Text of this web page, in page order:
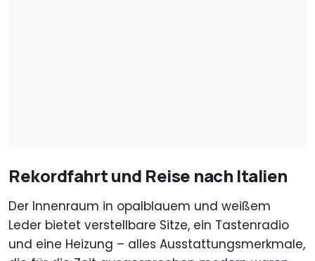
Rekordfahrt und Reise nach Italien
Der Innenraum in opalblauem und weißem
Leder bietet verstellbare Sitze, ein Tastenradio
und eine Heizung – alles Ausstattungsmerkmale,